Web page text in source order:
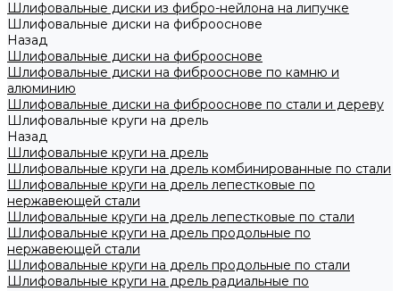
Шлифовальные диски из фибро-нейлона на липучке
Шлифовальные диски на фиброоснове
Назад
Шлифовальные диски на фиброоснове
Шлифовальные диски на фиброоснове по камню и
алюминию
Шлифовальные диски на фиброоснове по стали и дереву
Шлифовальные круги на дрель
Назад
Шлифовальные круги на дрель
Шлифовальные круги на дрель комбинированные по стали
Шлифовальные круги на дрель лепестковые по
нержавеющей стали
Шлифовальные круги на дрель лепестковые по стали
Шлифовальные круги на дрель продольные по
нержавеющей стали
Шлифовальные круги на дрель продольные по стали
Шлифовальные круги на дрель радиальные по